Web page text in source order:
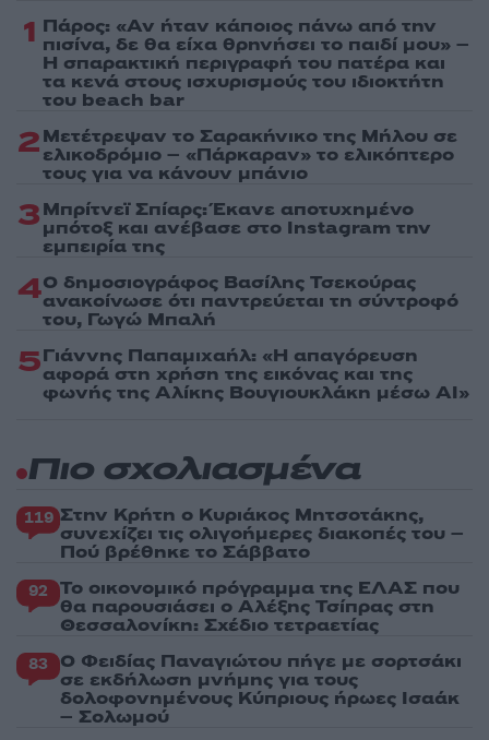
1 Πάρος: «Αν ήταν κάποιος πάνω από την
πισίνα, δε θα είχα θρηνήσει το παιδί μου» –
Η σπαρακτική περιγραφή του πατέρα και
τα κενά στους ισχυρισμούς του ιδιοκτήτη
του beach bar
2Μετέτρεψαν το Σαρακήνικο της Μήλου σε
ελικοδρόμιο – «Πάρκαραν» το ελικόπτερο
τους για να κάνουν μπάνιο
3Μπρίτνεϊ Σπίαρς: Έκανε αποτυχημένο
μπότοξ και ανέβασε στο Instagram την
εμπειρία της
4Ο δημοσιογράφος Βασίλης Τσεκούρας
ανακοίνωσε ότι παντρεύεται τη σύντροφό
του, Γωγώ Μπαλή
5Γιάννης Παπαμιχαήλ: «Η απαγόρευση
αφορά στη χρήση της εικόνας και της
φωνής της Αλίκης Βουγιουκλάκη μέσω AI»
Πιο σχολιασμένα
119 Στην Κρήτη ο Κυριάκος Μητσοτάκης,
συνεχίζει τις ολιγοήμερες διακοπές του –
Πού βρέθηκε το Σάββατο
92 Το οικονομικό πρόγραμμα της ΕΛΑΣ που
θα παρουσιάσει ο Αλέξης Τσίπρας στη
Θεσσαλονίκη: Σχέδιο τετραετίας
83 Ο Φειδίας Παναγιώτου πήγε με σορτσάκι
σε εκδήλωση μνήμης για τους
δολοφονημένους Κύπριους ήρωες Ισαάκ
– Σολωμού